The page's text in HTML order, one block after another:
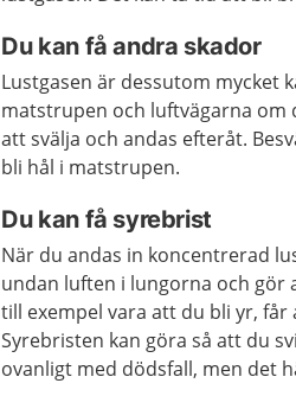
Du kan få andra skador
Lustgasen är dessutom mycket
matstrupen och luftvägarna om
att svälja och andas efteråt.
bli hål i matstrupen.
Du kan få syrebrist
När du andas in koncentrerad
undan luften i lungorna och gör
till exempel vara att du bli yr,
Syrebristen kan göra så att du
ovanligt med dödsfall, men det